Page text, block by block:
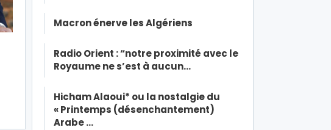
Macron énerve les Algériens
Radio Orient : “notre proximité avec le
Royaume ne s’est à aucun…
Hicham Alaoui* ou la nostalgie du
« Printemps (désenchantement)
Arabe …